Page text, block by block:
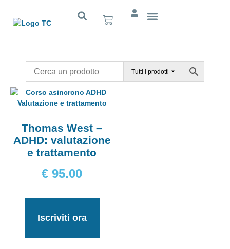
Tutti i prodotti
Thomas West –
ADHD: valutazione
e trattamento
€ 95.00
Iscriviti ora